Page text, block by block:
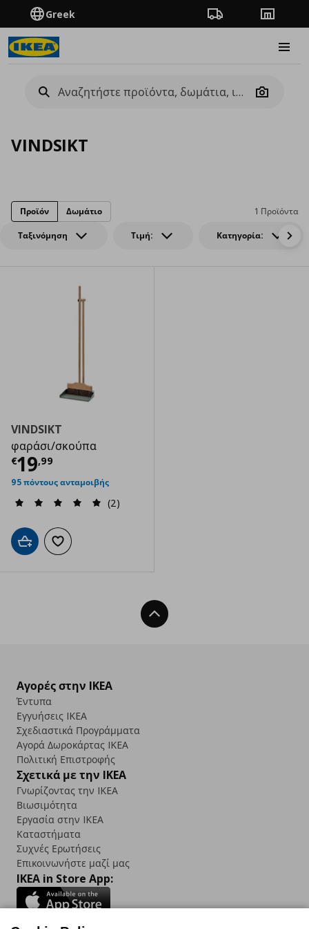
Greek Πορεία παραγγελίας
Camera
VINDSIKT
Ταξινόμηση Τιμή: Κατηγορία:
1 Προϊόντα
Προϊόν Δωμάτιο
VINDSIKT
φαράσι/σκούπα
€19,99
Τρέχουσα τιμή
95 πόντους ανταμοιβής
(2)
Προσθήκη στο καλάθι
Προσθήκη στα αγαπημένα
Back To Top
Αγορές στην IKEA
Έντυπα
Εγγυήσεις IKEA
Σχεδιαστικά Προγράμματα
Αγορά Δωρoκάρτας IKEA
Πολιτική Επιστροφής
Σχετικά με την IKEA
Γνωρίζοντας την IKEA
Βιωσιμότητα
Εργασία στην IKEA
Καταστήματα
Συχνές Ερωτήσεις
Επικοινωνήστε μαζί μας
IKEA in Store App: